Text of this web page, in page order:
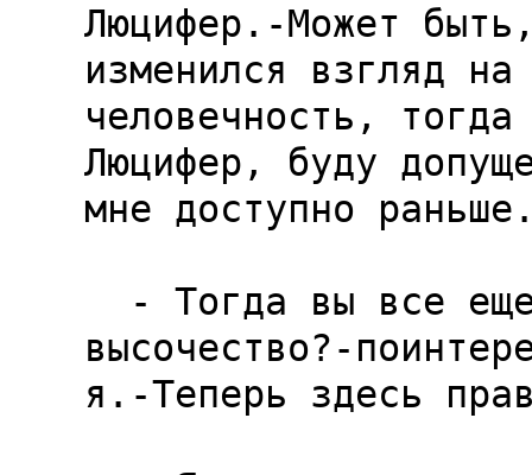
Люцифер.-Может
изменился взгляд
человечность,
Люцифер, буду
мне доступно
высочество?-
я.-Теперь здесь